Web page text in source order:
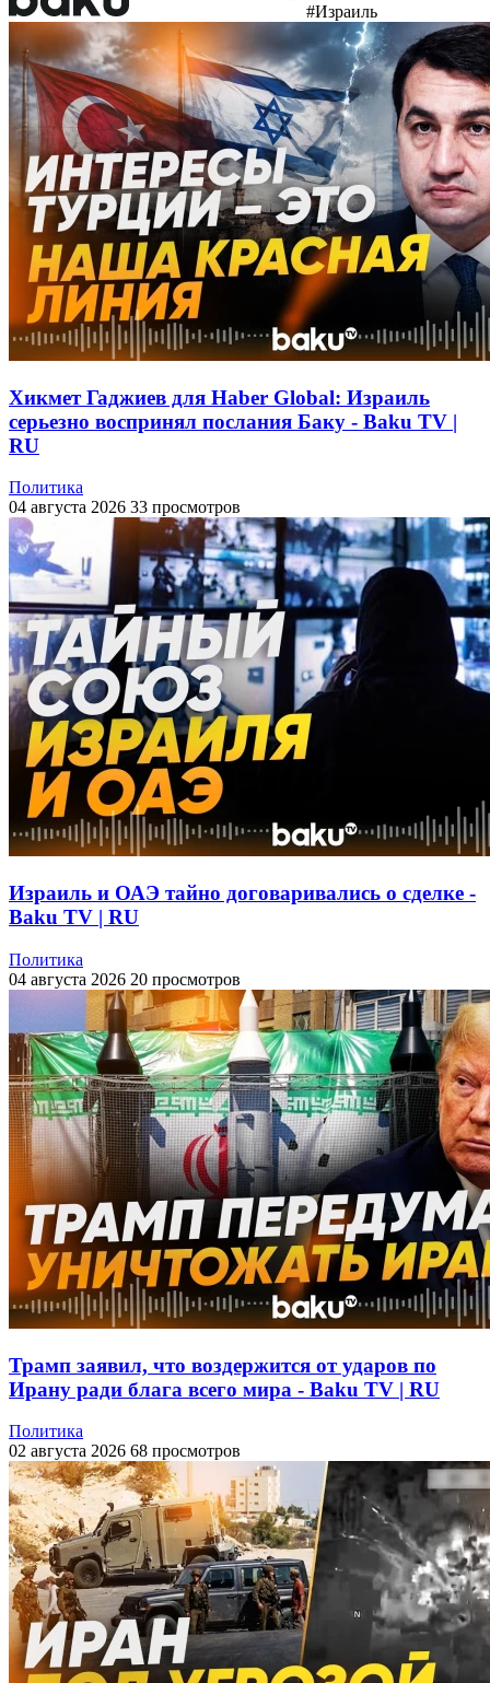
#Израиль
Хикмет Гаджиев для Haber Global: Израиль
серьезно воспринял послания Баку - Baku TV |
RU
Политика
04 августа 2026 33 просмотров
Израиль и ОАЭ тайно договаривались о сделке -
Baku TV | RU
Политика
04 августа 2026 20 просмотров
Трамп заявил, что воздержится от ударов по
Ирану ради блага всего мира - Baku TV | RU
Политика
02 августа 2026 68 просмотров